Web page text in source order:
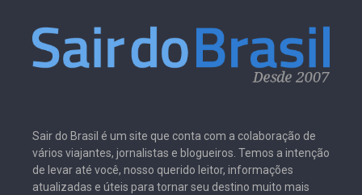
Sair do Brasil é um site que conta com a colaboração de
vários viajantes, jornalistas e blogueiros. Temos a intenção
de levar até você, nosso querido leitor, informações
atualizadas e úteis para tornar seu destino muito mais